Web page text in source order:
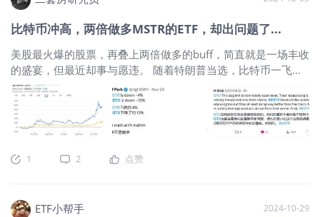
比特币突破10万美元里程碑2024年12月5日，比特币突破10万
美元里程碑，主要得益于比特币大户MSTR持续加仓、以及特朗
普持续释放利好消息，包括提名Paul Atkins作为SEC主席、现任
SEC主席加里·根斯勒（Gary Gensler）将会辞职等。比
(GME)$、$特朗普媒体科技集团(DJT)$
等meme股，还有7x24小时从不停歇的
加密货币交易，此外高杠杆期权交易也
是重灾区。有位参与治疗的61岁美国男
子称，2022年卖掉房子后，他就开始用
数千美元买入
$Grayscale Bitcoin
Trust(GBTC)$
等交易，然后觉得不过
瘾，开始上期权，并通过融资加大赌
注，最后损失惨重。
喜欢炒股和炒
主要有：每天频繁交易、时间投入过
大，出现失眠、抑郁。今天小虎们可以
比特币冲高，两倍做多MSTR的ETF，却出问题了...
美股最火爆的股票，再叠上两倍做多的buff，简直就是一场丰收
的盛宴，但最近却事与愿违。 随着特朗普当选，比特币一飞冲
天，有美股“最大比特币代理”之称的MicroStrategy（MSTR）涨
势更加迅猛。自美国大选以来，比特币上涨近40%，
MicroStrategy上涨67%；年初以来，MicroStrategy涨幅高达
455%，是比特币同期涨幅的将近4倍！ 如此火爆的行情下，趁
的Defiance Daily Target 2x Long MSTR ETF (MSTX)，一开始提
ETF（MSTU）。 上市不到半年时间，这两只ETF的资产总额已
1 2 点赞
ETF小帮手 2024-10-29